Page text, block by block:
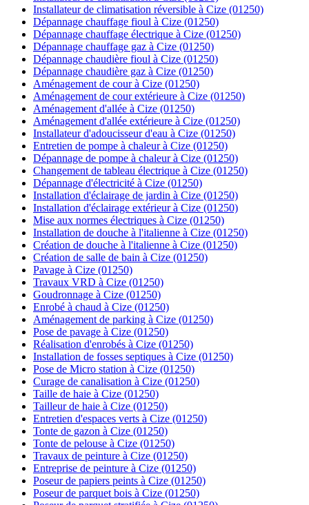
Installateur de climatisation réversible à Cize (01250)
Dépannage chauffage fioul à Cize (01250)
Dépannage chauffage électrique à Cize (01250)
Dépannage chauffage gaz à Cize (01250)
Dépannage chaudière fioul à Cize (01250)
Dépannage chaudière gaz à Cize (01250)
Aménagement de cour à Cize (01250)
Aménagement de cour extérieure à Cize (01250)
Aménagement d'allée à Cize (01250)
Aménagement d'allée extérieure à Cize (01250)
Installateur d'adoucisseur d'eau à Cize (01250)
Entretien de pompe à chaleur à Cize (01250)
Dépannage de pompe à chaleur à Cize (01250)
Changement de tableau électrique à Cize (01250)
Dépannage d'électricité à Cize (01250)
Installation d'éclairage de jardin à Cize (01250)
Installation d'éclairage extérieur à Cize (01250)
Mise aux normes électriques à Cize (01250)
Installation de douche à l'italienne à Cize (01250)
Création de douche à l'italienne à Cize (01250)
Création de salle de bain à Cize (01250)
Pavage à Cize (01250)
Travaux VRD à Cize (01250)
Goudronnage à Cize (01250)
Enrobé à chaud à Cize (01250)
Aménagement de parking à Cize (01250)
Pose de pavage à Cize (01250)
Réalisation d'enrobés à Cize (01250)
Installation de fosses septiques à Cize (01250)
Pose de Micro station à Cize (01250)
Curage de canalisation à Cize (01250)
Taille de haie à Cize (01250)
Tailleur de haie à Cize (01250)
Entretien d'espaces verts à Cize (01250)
Tonte de gazon à Cize (01250)
Tonte de pelouse à Cize (01250)
Travaux de peinture à Cize (01250)
Entreprise de peinture à Cize (01250)
Poseur de papiers peints à Cize (01250)
Poseur de parquet bois à Cize (01250)